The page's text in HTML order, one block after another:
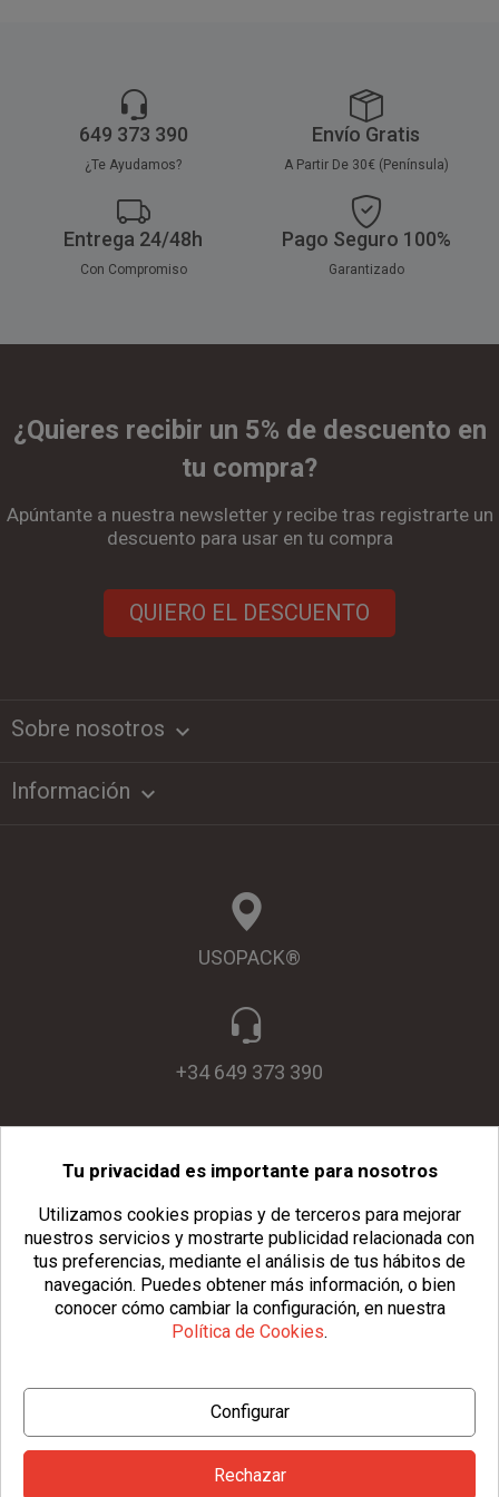
649 373 390
¿Te Ayudamos?
Envío Gratis
A Partir De 30€ (Península)
Entrega 24/48h
Con Compromiso
Pago Seguro 100%
Garantizado
¿Quieres recibir un 5% de descuento en
tu compra?
Apúntante a nuestra newsletter y recibe tras registrarte un
descuento para usar en tu compra
QUIERO EL DESCUENTO
Sobre nosotros keyboard_arrow_down
Información 
USOPACK®
+34 649 373 390
info@usopack.com
© Copyright 2026 Usopack® | Aviso Legal
| Política de Cookies| Configurar Cookies |
Condiciones Generales
Tu privacidad es importante para nosotros
Utilizamos cookies propias y de terceros para mejorar
nuestros servicios y mostrarte publicidad relacionada con
tus preferencias, mediante el análisis de tus hábitos de
navegación. Puedes obtener más información, o bien
conocer cómo cambiar la configuración, en nuestra
Política de Cookies.
Configurar
Rechazar